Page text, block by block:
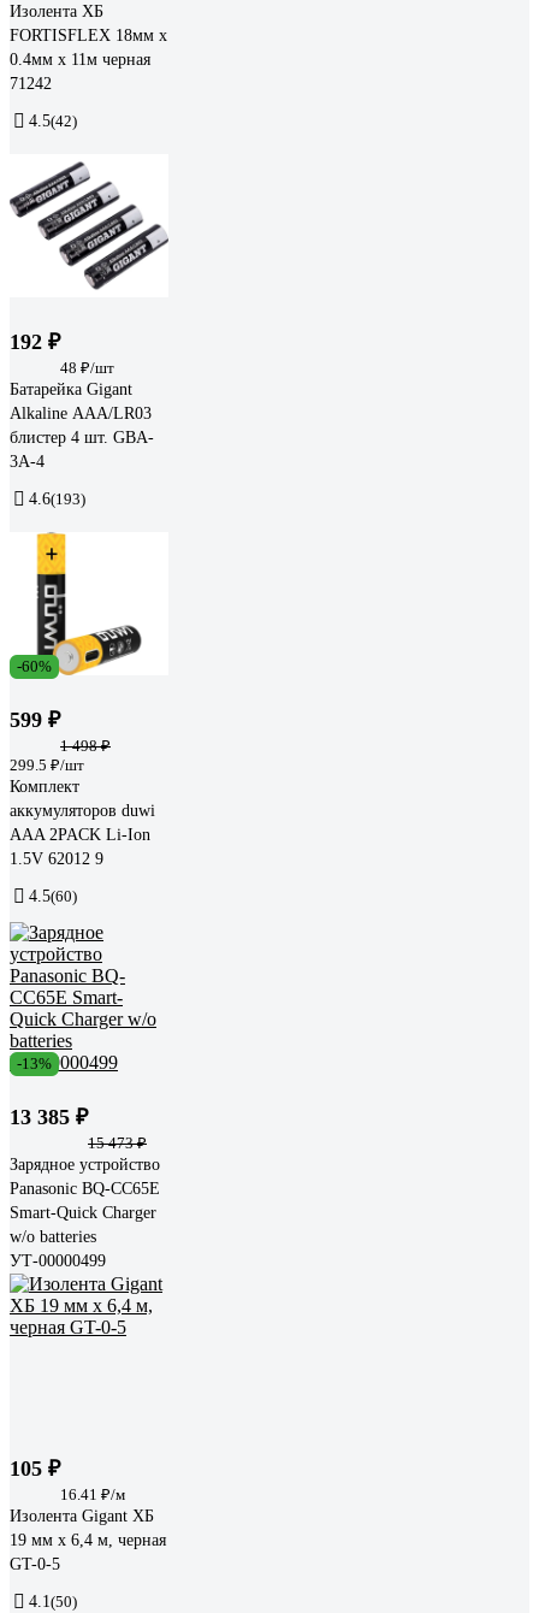
Изолента ХБ
FORTISFLEX 18мм х
0.4мм х 11м черная
71242
4.5(42)
192 ₽
48 ₽/шт
Батарейка Gigant
Alkaline ААА/LR03
блистер 4 шт. GBA-
3A-4
4.6(193)
-60%
599 ₽
1 498 ₽
299.5 ₽/шт
Комплект
аккумуляторов duwi
AAA 2PACK Li-Ion
1.5V 62012 9
4.5(60)
-13%
13 385 ₽
15 473 ₽
Зарядное устройство
Panasonic BQ-CC65E
Smart-Quick Charger
w/o batteries
УТ-00000499
105 ₽
16.41 ₽/м
Изолента Gigant ХБ
19 мм х 6,4 м, черная
GT-0-5
4.1 (50)